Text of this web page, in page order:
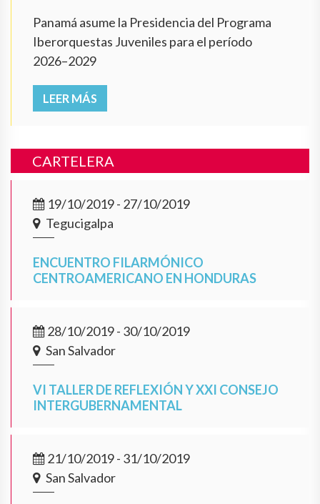
Panamá asume la Presidencia del Programa
Iberorquestas Juveniles para el período
2026–2029
LEER MÁS
CARTELERA
19/10/2019 - 27/10/2019
Tegucigalpa
ENCUENTRO FILARMÓNICO
CENTROAMERICANO EN HONDURAS
28/10/2019 - 30/10/2019
San Salvador
VI TALLER DE REFLEXIÓN Y XXI CONSEJO
INTERGUBERNAMENTAL
21/10/2019 - 31/10/2019
San Salvador